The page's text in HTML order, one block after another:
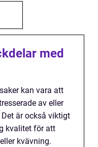
med
kan vara att
av eller
är också viktigt
kvalitet för att
kvävning.